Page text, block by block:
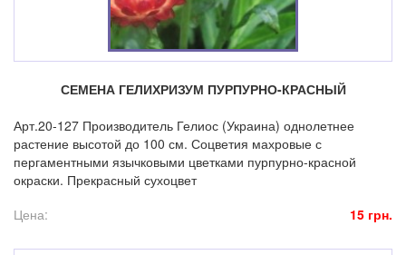
СЕМЕНА ГЕЛИХРИЗУМ ПУРПУРНО-КРАСНЫЙ
Арт.20-127 Производитель Гелиос (Украина) однолетнее
растение высотой до 100 см. Соцветия махровые с
пергаментными язычковыми цветками пурпурно-красной
окраски. Прекрасный сухоцвет
Цена:
15 грн.